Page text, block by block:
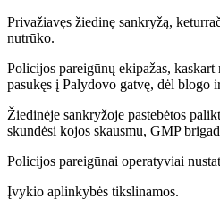
Privažiavęs žiedinę sankryžą,
nutrūko.
Policijos pareigūnų ekipažas,
pasukęs į Palydovo gatvę, dėl blogo
Žiedinėje sankryžoje pastebėtos
skundėsi kojos skausmu, GMP
Policijos pareigūnai operatyviai
Įvykio aplinkybės tikslinamos.